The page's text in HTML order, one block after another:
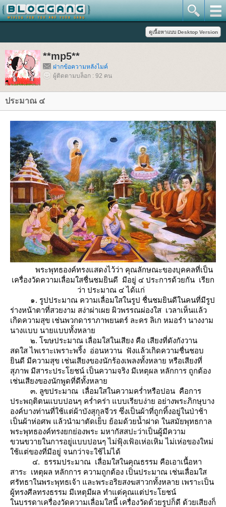
**mp5**
ฝากข้อความหลังไมค์
ผู้ติดตามบล็อก : 92 คน
ประมาณ ๔
พระพุทธองค์ทรงแสดงไว้ว่า คุณลักษณะของบุคคลที่เป็น
เครื่องวัดความเลื่อมใสชื่นชมยินดี มีอยู่ ๔ ประการด้วยกัน เรียก
ว่า ประมาณ ๔ ได้แก่
๑. รูปประมาณ ความเลื่อมใสในรูป ชื่นชมยินดีในคนที่มีรูป
ร่างหน้าตาที่สวยงาม สง่าผ่าเผย ผิวพรรณผ่องใส เวลาเห็นแล้ว
เกิดความสุข เช่นพวกดาราภาพยนตร์ ละคร ลิเก หมอรำ นางงาม
นางแบบ นายแบบทั้งหลา
๒. โฆษประมาณ เลื่อมใสในเสียง คือ เสียงที่ดังกังวาน
สดใส ไพเราะเพราะพริ้ง อ่อนหวาน ฟังแล้วเกิดความชื่นชอบ
ินดี มีความสุข เช่นเสียงของนักร้องเพลงทั้งหลาย หรือเสียงที่
สุภาพ มีสาระประโยชน์ เป็นความจริง มีเหตุผล หลักการ ถูกต้อง
เช่นเสียงของนักพูดที่ดีทั้งหลา
๓. ลูขประมาณ เลื่อมใสในความคร่ำหรือปอน คือการ
ประพฤติตนแบบปอนๆ คร่ำคร่า แบบเรียบง่าย อย่างพระภิกษุบาง
องค์บางท่านที่ใช้แต่ผ้าบังสุกุลจีวร ซึ่งเป็นผ้าที่ถูกทิ้งอยู่ในป่าช้า
เป็นผ้าห่อศพ แล้วนำมาตัดเย็บ ย้อมด้วยน้ำฝาด ในสมัยพุทธกาล
พระพุทธองค์ทรงยกย่องพระ มหากัสสปะว่าเป็นผู้มีความ
ขวนขวายในการอยู่แบบปอนๆ ไม่ฟุ้งเฟ้อเห่อเหิม ไม่เห่อของใหม่
ช้แต่ของที่มีอยู่ จนกว่าจะใช้ไม่ได้
๔. ธรรมประมาณ เลื่อมใสในคุณธรรม คือเอาเนื้อหา
สาระ เหตุผล หลักการ ความถูกต้อง เป็นประมาณ เช่นเลื่อมใส
ศรัทธาในพระพุทธเจ้า และพระอริยสงฆสาวกทั้งหลาย เพราะเป็น
ผู้ทรงศีลทรงธรรม มีเหตุมีผล ทำแต่คุณแต่ประโยชน์
นบรรดาเครื่องวัดความเลื่อมใสนี้ เครื่องวัดด้วยรูปก็ดี ด้วยเสียงก็